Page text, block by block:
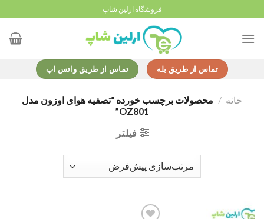
to
content
فروشگاه ارلین شاپ
تماس از طریق بله تماس از طریق واتس اپ
خانه / محصولات برچسب خورده “تصفیه هوای اوزون مدل
OZ801”
فیلتر